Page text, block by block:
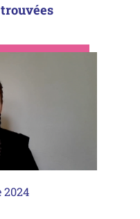
2024